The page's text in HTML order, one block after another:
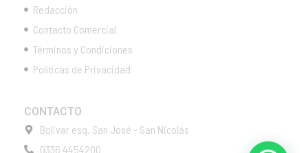
Redacción
Contacto Comercial
Términos y Condiciones
Políticas de Privacidad
CONTACTO
Bolivar esq. San José - San Nicolás
0336 4454200